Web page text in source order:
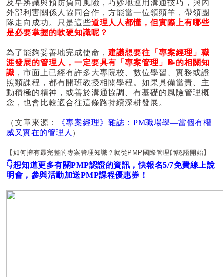
及早辨識與預防負向風險，巧妙地運用溝通技巧，與內
外部利害關係人協同合作，方能當一位領頭羊，帶領團
隊走向成功。只是這些道理人人都懂，但實際上有哪些
是必要掌握的軟硬知識呢？
為了能夠妥善地完成使命，建議想要往「專案經理」職
涯發展的管理人，一定要具有「專案管理」📝的相關知
識 ，市面上已經有許多大專院校、數位學習、實務或證
照類課程，都有開班教授相關學程。如果具備當責、主
動積極的精神，或善於溝通協調、有基礎的風險管理概
念，也會比較適合往這條路持續深耕發展。
（文章來源： 《專案經理》雜誌：PM職場學—當個有權
威又實在的管理人 ）
【如何擁有最完整的專案管理知識？就從PMP國際管理師認證開始】
👇想知道更多有關PMP認證的資訊，快報名5/7免費線上說
明會，參與活動加送PMP課程優惠券！